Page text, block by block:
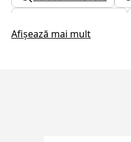
adidasi nike dama
Afișează mai mult